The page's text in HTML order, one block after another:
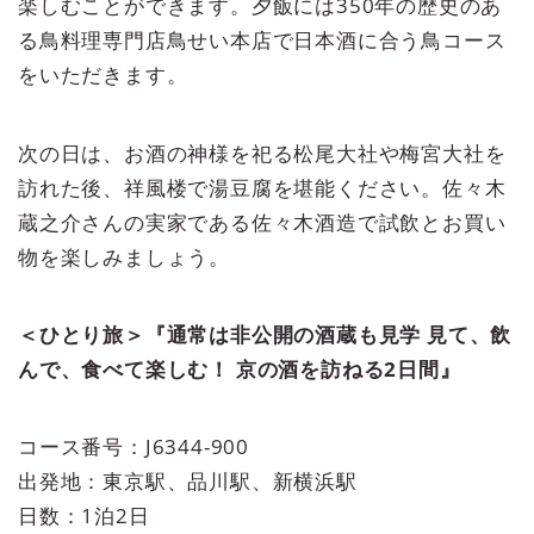
る鳥料理専門店鳥せい本店で日本酒に合う鳥コース
をいただきます。
次の日は、お酒の神様を祀る松尾大社や梅宮大社を
訪れた後、祥風楼で湯豆腐を堪能ください。佐々木
蔵之介さんの実家である佐々木酒造で試飲とお買い
物を楽しみましょう。
＜ひとり旅＞『通常は非公開の酒蔵も見学 見て、飲
んで、食べて楽しむ！ 京の酒を訪ねる2日間』
コース番号：​​J6344-900
出発地：東京駅、品川駅、新横浜駅
日数：1泊2日